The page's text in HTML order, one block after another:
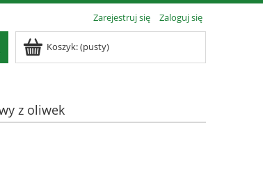
Zarejestruj się Zaloguj się
Koszyk:(pusty)
z oliwek